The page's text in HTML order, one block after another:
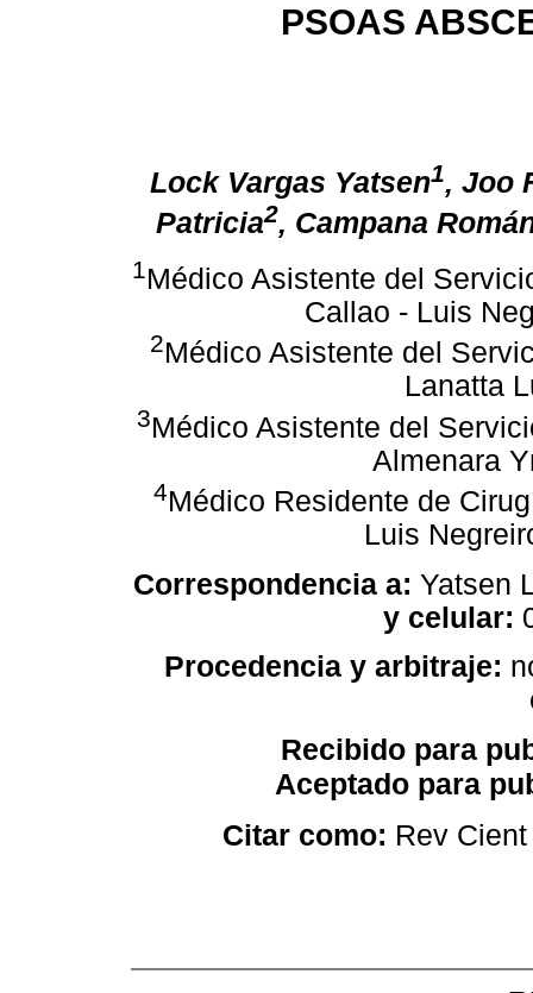
PSOAS
Lock Vargas Yatsen1, Joo
Patricia2, Campana
1Médico Asistente del
Callao - Luis
2Médico Asistente del
Lanatta
3Médico Asistente del
Almenara
4Médico Residente de
Luis
Correspondencia a: Yatsen
y celular:
Procedencia y arbitraje:
Recibido para
Aceptado para
Citar como: Rev